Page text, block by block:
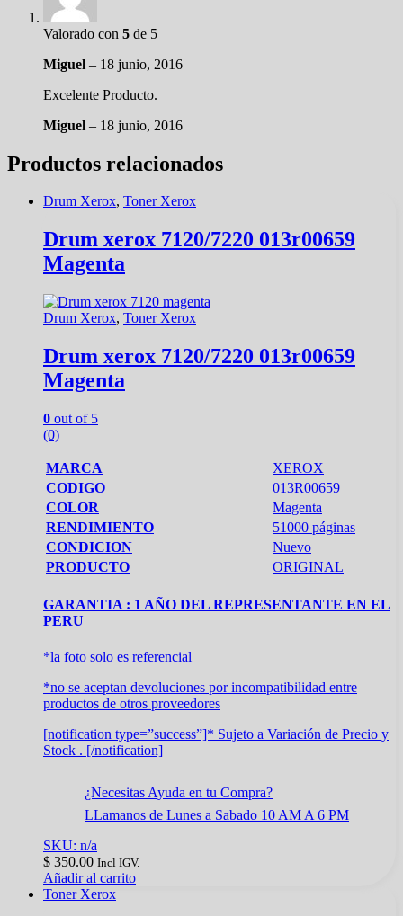
Valorado con 5 de 5
Miguel – 18 junio, 2016
Excelente Producto.
Miguel – 18 junio, 2016
Productos relacionados
Drum Xerox, Toner Xerox
Drum xerox 7120/7220 013r00659
Magenta
Drum Xerox, Toner Xerox
Drum xerox 7120/7220 013r00659
Magenta
0 out of 5
(0)
MARCA
XEROX
CODIGO
013R00659
COLOR
Magenta
RENDIMIENTO
51000 páginas
CONDICION
Nuevo
PRODUCTO
ORIGINAL
GARANTIA : 1 AÑO DEL REPRESENTANTE EN EL
PERU
*la foto solo es referencial
*no se aceptan devoluciones por incompatibilidad entre
productos de otros proveedores
[notification type=”success”]* Sujeto a Variación de Precio y
Stock . [/notification]
¿Necesitas Ayuda en tu Compra?
LLamanos de Lunes a Sabado 10 AM A 6 PM
SKU: n/a
$ 350.00 Incl IGV.
Añadir al carrito
Toner Xerox